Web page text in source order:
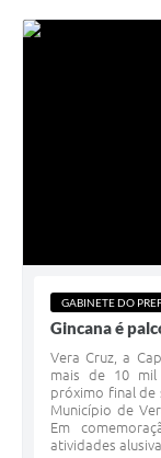
GABINETE DO
Gincana é
Vera Cruz, a
mais de 10 mil
próximo final de
Município de
Em
atividades